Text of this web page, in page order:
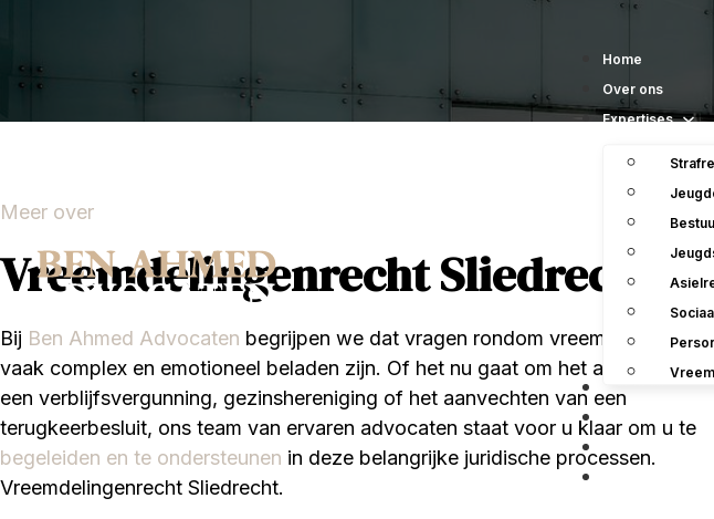
Home
Over ons
Expertises
Vacatures en
Meer over
Vreemdelingenrecht Sliedrecht
Bij Ben Ahmed Advocaten begrijpen we dat vragen rondom
vaak complex en emotioneel beladen zijn. Of het nu gaat om het aanvragen
een verblijfsvergunning, gezinshereniging of het aanvechten van een
terugkeerbesluit, ons team van ervaren advocaten staat voor u klaar om u te
begeleiden en te ondersteunen in deze belangrijke juridische processen.
Vreemdelingenrecht Sliedrecht.